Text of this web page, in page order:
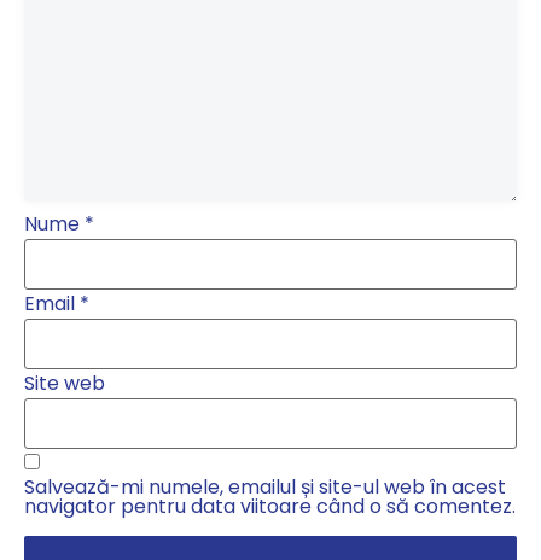
Nume *
Email *
Site web
Salvează-mi numele, emailul și site-ul web în acest
navigator pentru data viitoare când o să comentez.